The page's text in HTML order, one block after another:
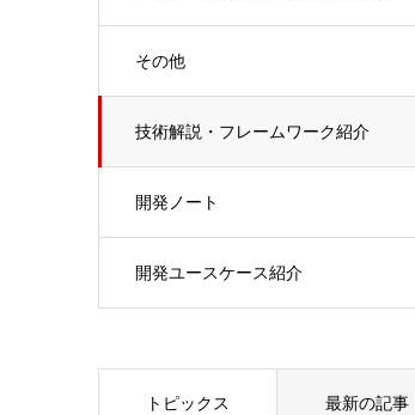
その他
技術解説・フレームワーク紹介
開発ノート
開発ユースケース紹介
トピックス 最新の記事